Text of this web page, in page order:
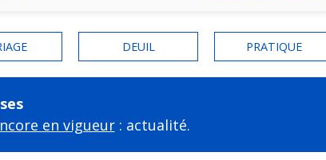
DEUIL PRATIQUE
en vigueur: actualité.